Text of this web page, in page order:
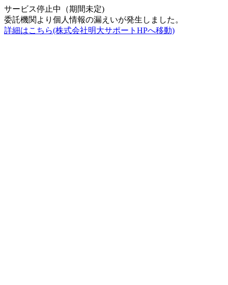
サービス停止中（期間未定)
委託機関より個人情報の漏えいが発生しました。
詳細はこちら(株式会社明大サポートHPへ移動)